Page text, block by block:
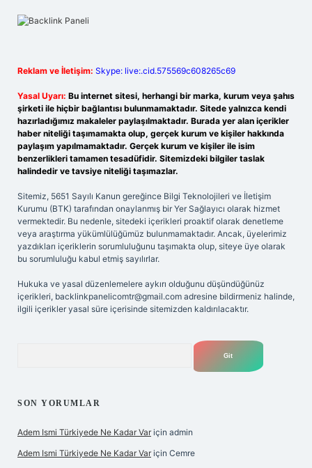
Reklam ve İletişim: Skype: live:.cid.575569c608265c69
Yasal Uyarı: Bu internet sitesi, herhangi bir marka, kurum veya şahıs
şirketi ile hiçbir bağlantısı bulunmamaktadır. Sitede yalnızca kendi
hazırladığımız makaleler paylaşılmaktadır. Burada yer alan içerikler
haber niteliği taşımamakta olup, gerçek kurum ve kişiler hakkında
paylaşım yapılmamaktadır. Gerçek kurum ve kişiler ile isim
benzerlikleri tamamen tesadüfidir. Sitemizdeki bilgiler taslak
halindedir ve tavsiye niteliği taşımazlar.
Sitemiz, 5651 Sayılı Kanun gereğince Bilgi Teknolojileri ve İletişim
Kurumu (BTK) tarafından onaylanmış bir Yer Sağlayıcı olarak hizmet
vermektedir. Bu nedenle, sitedeki içerikleri proaktif olarak denetleme
veya araştırma yükümlülüğümüz bulunmamaktadır. Ancak, üyelerimiz
yazdıkları içeriklerin sorumluluğunu taşımakta olup, siteye üye olarak
bu sorumluluğu kabul etmiş sayılırlar.
Hukuka ve yasal düzenlemelere aykırı olduğunu düşündüğünüz
içerikleri, backlinkpanelicomtr@gmail.com adresine bildirmeniz halinde,
ilgili içerikler yasal süre içerisinde sitemizden kaldırılacaktır.
SON YORUMLAR
Adem Ismi Türkiyede Ne Kadar Var için admin
Adem Ismi Türkiyede Ne Kadar Var için Cemre